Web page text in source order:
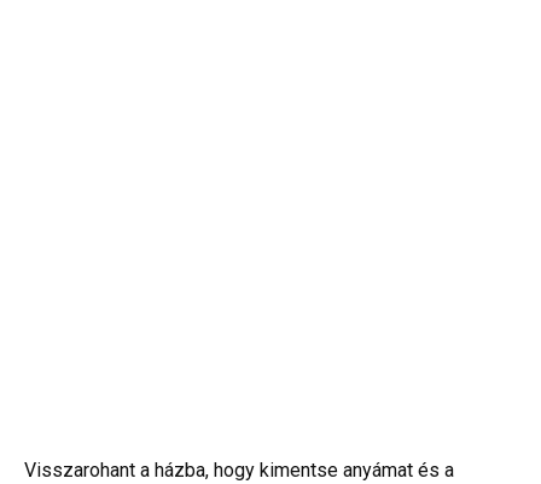
Visszarohant a házba, hogy kimentse anyámat és a